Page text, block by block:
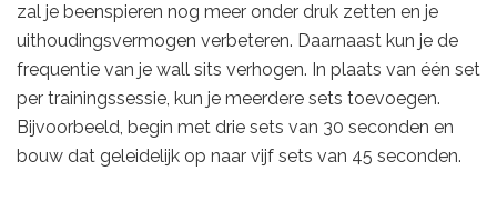
zal je beenspieren nog meer onder druk zetten en je
uithoudingsvermogen verbeteren. Daarnaast kun je de
frequentie van je wall sits verhogen. In plaats van één set
per trainingssessie, kun je meerdere sets toevoegen.
Bijvoorbeeld, begin met drie sets van 30 seconden en
bouw dat geleidelijk op naar vijf sets van 45 seconden.